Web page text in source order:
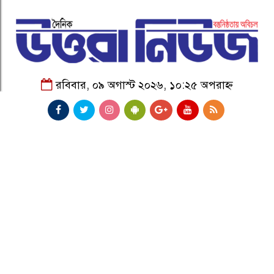
রবিবার, ০৯ অগাস্ট ২০২৬, ১০:২৫ অপরাহ্ন